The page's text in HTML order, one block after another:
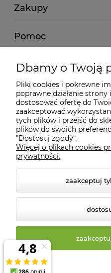
Zakupy
Pomoc
Moje konto
Informacje
O nas
Kontakt
© 2026 biosklep.com.pl.
Styl graficzny
Dbamy o Twoją
Pliki cookies i pokrewne
poprawne działanie
dostosować ofertę do
zaakceptować
tych plików i przejść do
plików do swoich
"Dostosuj zgody".
Więcej o plikach cookies
prywatności.
zaakceptuj